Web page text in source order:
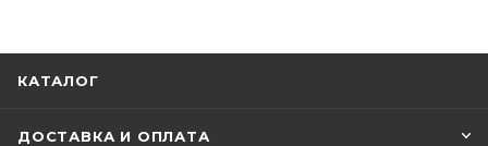
КАТАЛОГ
ДОСТАВКА И ОПЛАТА